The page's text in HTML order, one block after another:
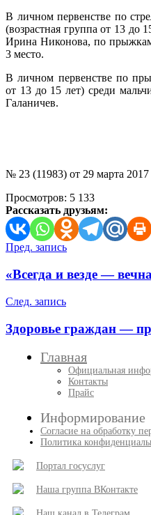
В личном первенстве по
(возрастная группа от 13 до
Ирина Никонова, по
3 место.
В личном первенстве по
от 13 до 15 лет) среди
Галаничев.
№ 23 (11983) от 29 марта 2017
Просмотров: 5 133
Рассказать друзьям:
Навигация
по
Пред. запись
«Всегда и везде —
След. запись
Здоровье граждан —
Главная
Официальная
Контакты
Прайс
Информирование
Согласие на обработку
Политика
Портал госуслуг
Наша группа ВКонтакте